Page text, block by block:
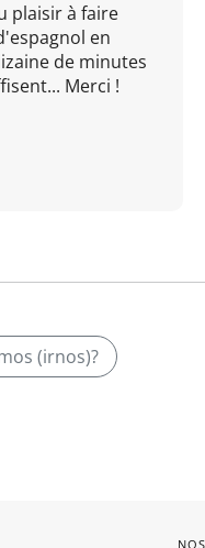
plaisir à faire
en
de minutes
Merci !
(irnos)?